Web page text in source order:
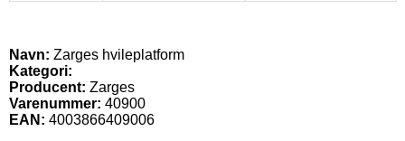
Navn: Zarges hvileplatform
Kategori:
Producent: Zarges
Varenummer: 40900
EAN: 4003866409006